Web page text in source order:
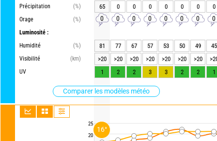
Précipitation
(%)
Orage
(%)
Luminosité :
Humidité
(%)
Visibilité
(km)
UV
Comparer les modèles météo
25
20
65 0 0 0 0 0 0 0
0 0 0 0 0 0 0 0
81 77 67 57 53 50 49
45
>20
>20 >20 >20 >20 >20 >20
1
2 2 3 3 2 2 1
16°